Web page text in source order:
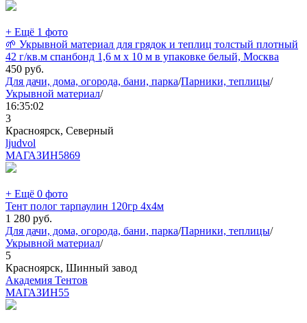
+ Ещё 1 фото
🌱 Укрывной материал для грядок и теплиц толстый плотный
42 г/кв.м спанбонд 1,6 м х 10 м в упаковке белый, Москва
450 руб.
Для дачи, дома, огорода, бани, парка/Парники, теплицы/
Укрывной материал/
16:35:02
3
Красноярск, Северный
ljudvol
МАГАЗИН5869
+ Ещё 0 фото
Тент полог тарпаулин 120гр 4х4м
1 280 руб.
Для дачи, дома, огорода, бани, парка/Парники, теплицы/
Укрывной материал/
5
Красноярск, Шинный завод
Академия Тентов
МАГАЗИН55